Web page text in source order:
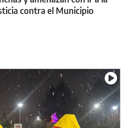
contra el Municipio